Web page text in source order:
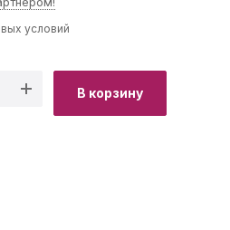
условий
В корзину